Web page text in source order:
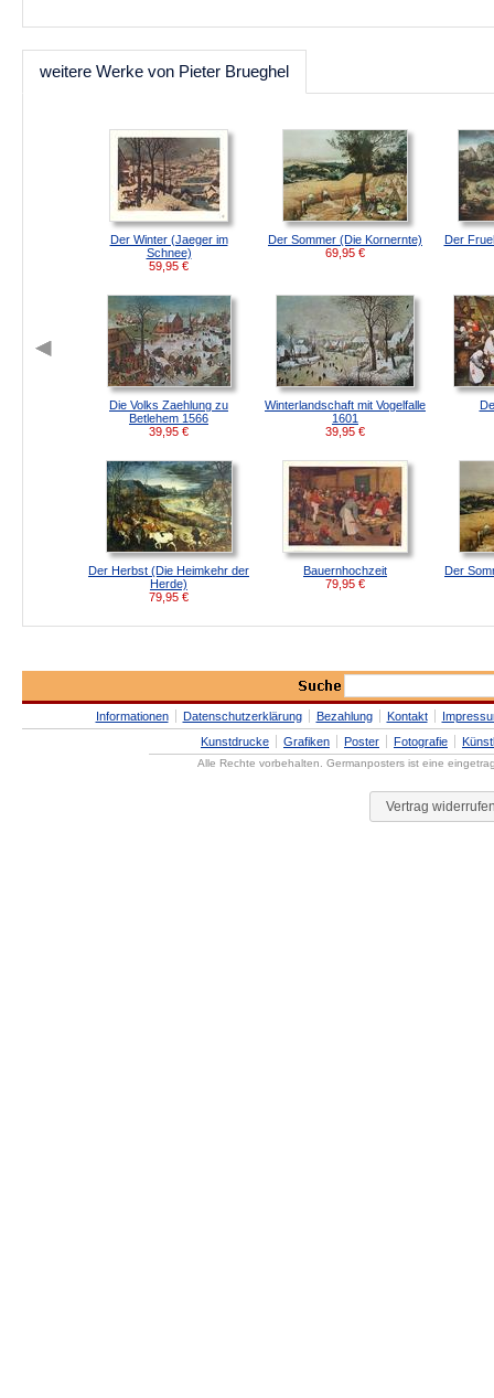
weitere Werke von Pieter Brueghel
Der Winter (Jaeger im
Schnee)
59,95 €
Der Sommer (Die Kornernte)
69,95 €
Der
Die Volks Zaehlung zu
Betlehem 1566
39,95 €
Winterlandschaft mit Vogelfalle
1601
39,95 €
Der Herbst (Die Heimkehr der
Herde)
79,95 €
Bauernhochzeit
79,95 €
Der
Informationen Datenschutzerklärung Bezahlung Kontakt
Kunstdrucke
Grafiken Poster Fotografie
Alle Rechte vorbehalten. Germanposters ist eine
Vertrag